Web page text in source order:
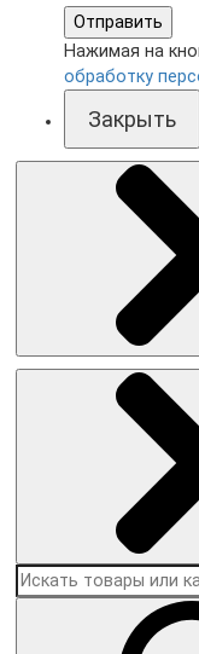
Отправить
Нажимая на
обработку
Закрыть